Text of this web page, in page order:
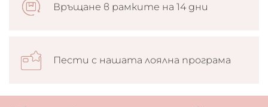
Връщане в рамките на 14 дни
Пести с нашата лоялна програма